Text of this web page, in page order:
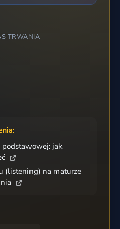
TRWANIA
jak
(listening) na maturze